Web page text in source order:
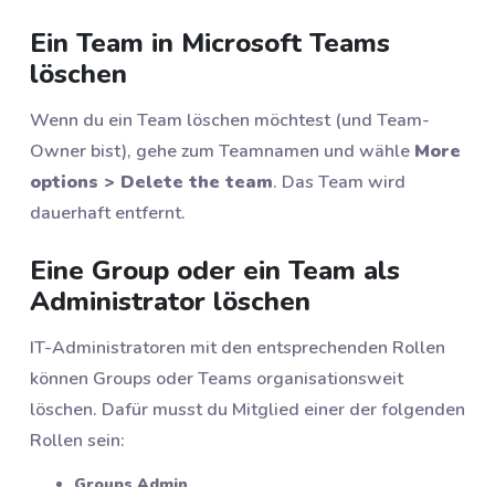
Ein Team in Microsoft Teams
löschen
Wenn du ein Team löschen möchtest (und Team-
Owner bist), gehe zum Teamnamen und wähle More
options > Delete the team. Das Team wird
dauerhaft entfernt.
Eine Group oder ein Team als
Administrator löschen
IT-Administratoren mit den entsprechenden Rollen
können Groups oder Teams organisationsweit
löschen. Dafür musst du Mitglied einer der folgenden
Rollen sein: